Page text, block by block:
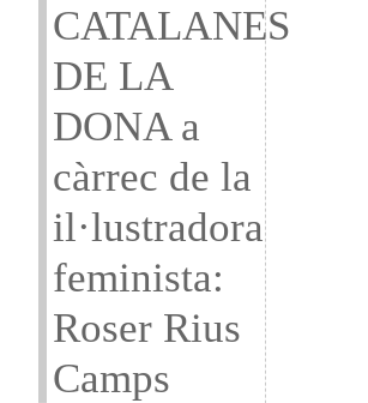
CATALANES
DE LA
DONA a
càrrec de la
il·lustradora
feminista:
Roser Rius
Camps